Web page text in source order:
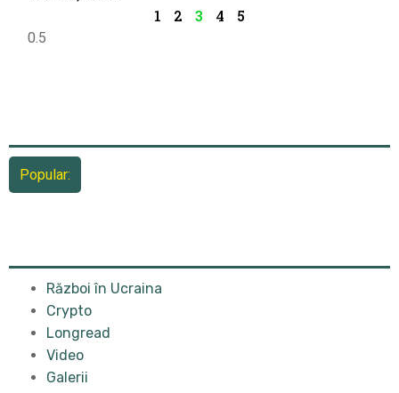
1
2 3 4 5
Popular:
Război în Ucraina
Crypto
Longread
Video
Galerii